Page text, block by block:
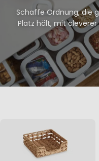
Schaffe Ordnung, die
Platz hält, mit